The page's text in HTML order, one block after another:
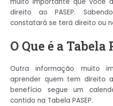
direito ao PASEP.
constatará se terá direito ou
O Que é a Tabela
Outra informação muito
aprender quem tem direito
benefício segue um
contido na Tabela PASEP.